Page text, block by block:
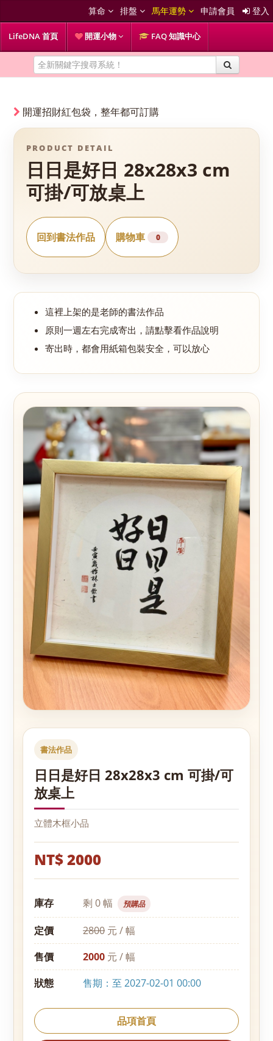
算命 排盤 馬年運勢 申請會員 登入
LifeDNA 首頁 開運小物 FAQ 知識中心
開運招財紅包袋，整年都可訂購
PRODUCT DETAIL
日日是好日 28x28x3 cm
可掛/可放桌上
回到書法作品 購物車 0
這裡上架的是老師的書法作品
原則一週左右完成寄出，請點擊看作品說明
寄出時，都會用紙箱包裝安全，可以放心
書法作品
日日是好日 28x28x3 cm 可掛/可
放桌上
立體木框小品
NT$ 2000
庫存 剩 0 幅 預購品
定價 2800 元 / 幅
售價
2000 元 / 幅
狀態
售期：至 2027-02-01 00:00
品項首頁